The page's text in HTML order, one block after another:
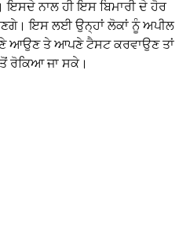
ਇਸਦੇ ਨਾਲ ਹੀ ਇਸ ਬਿਮਾਰੀ ਦੇ ਹੋਰ
ਇਸ ਲਈ ਉਨ੍ਹਾਂ ਲੋਕਾਂ ਨੂੰ ਅਪੀਲ
ਆਉਣ ਤੇ ਆਪਣੇ ਟੈਸਟ ਕਰਵਾਉਣ ਤਾਂ
ਰੋਕਿਆ ਜਾ ਸਕੇ।